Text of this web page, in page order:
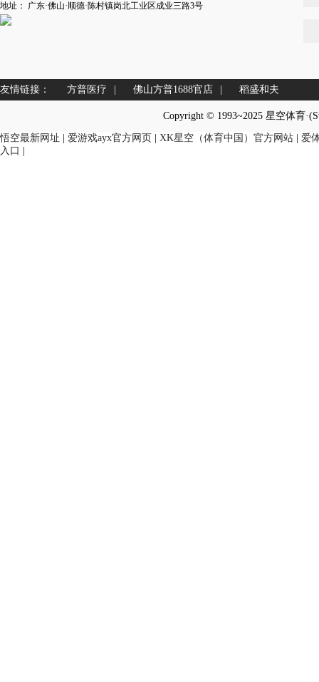
地址： 广东·佛山·顺德·陈村镇岗北工业区成业三路3号
友情链接： 方普医疗 | 佛山方普1688官店 | 稻盛和夫
Copyright © 1993~2025 星空体育
悟空最新网址 | 爱游戏ayx官方网页 | XK星空（体育中国）官方网站 | 爱
入口 |